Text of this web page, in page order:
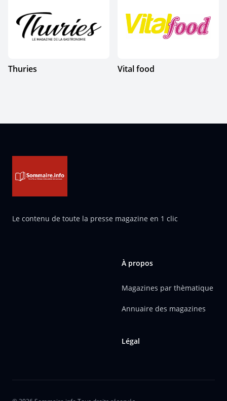
Thuries Vital food
Le contenu de toute la presse magazine en 1 clic
À propos
Magazines par thèmatique
Annuaire des magazines
Légal